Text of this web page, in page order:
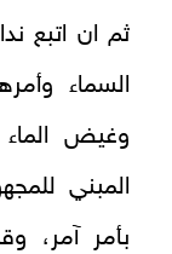
ثم ان اتبع
السماء
وغيض
المبني
بأمر آمر،